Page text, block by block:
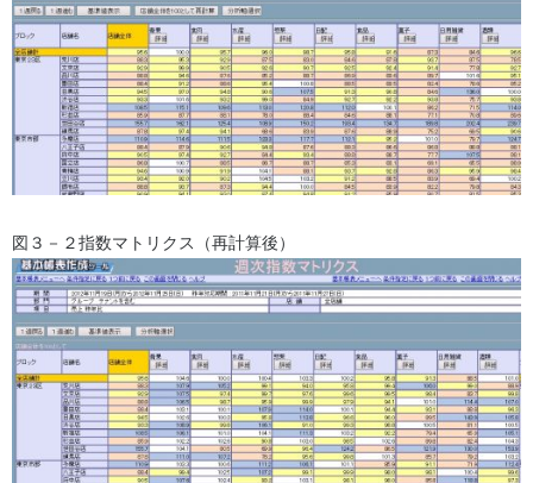
図３－２指数マトリクス（再計算後）